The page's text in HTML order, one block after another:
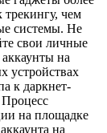
трекингу, чем
системы. Не
свои личные
на
устройствах
к даркнет-
Процесс
на площадке
на